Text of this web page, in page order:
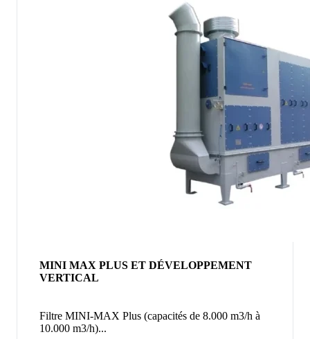
MINI MAX PLUS ET DÉVELOPPEMENT
VERTICAL
Filtre MINI-MAX Plus (capacités de 8.000 m3/h à
10.000 m3/h)...